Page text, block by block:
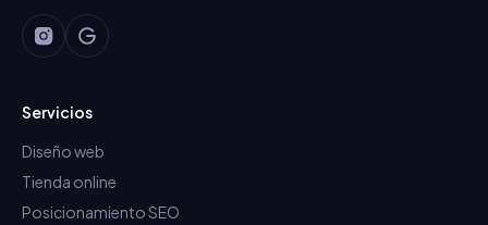
Servicios
Diseño web
Tienda online
Posicionamiento SEO